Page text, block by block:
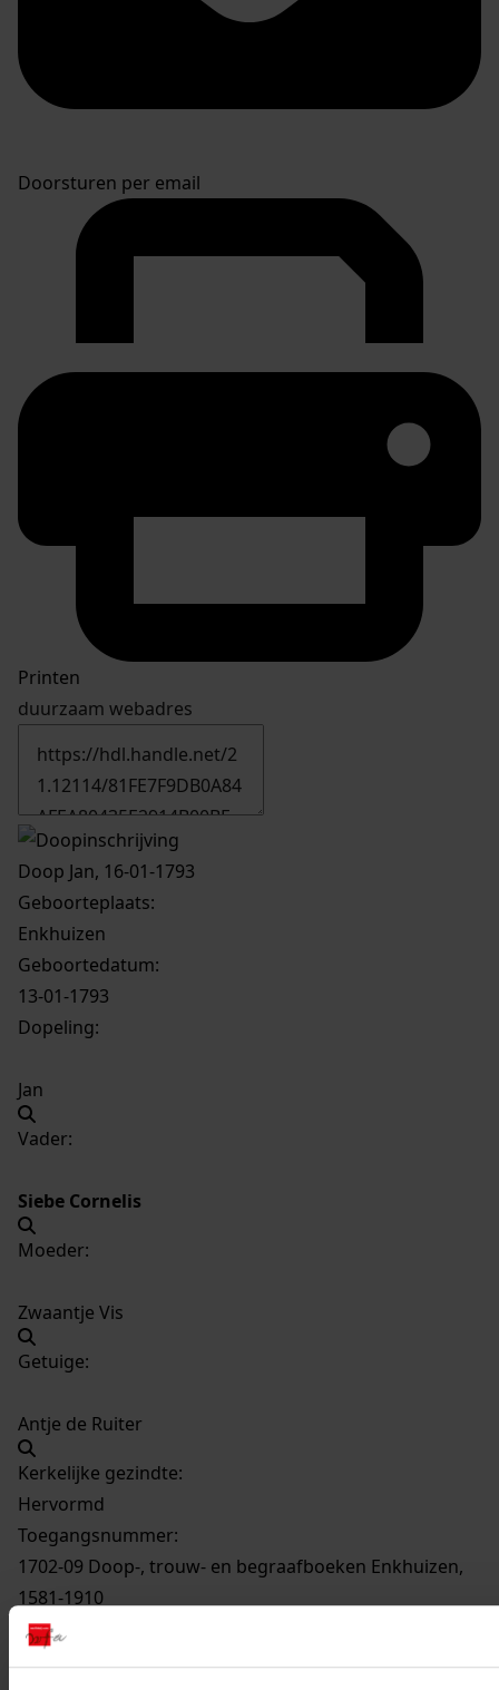
Doorsturen per email
Printen
duurzaam webadres
Doop Jan, 16-01-1793
Geboorteplaats:
Enkhuizen
Geboortedatum:
13-01-1793
Dopeling:
Jan
Vader:
Siebe Cornelis
Moeder:
Zwaantje Vis
Getuige:
Antje de Ruiter
Kerkelijke gezindte:
Hervormd
Toegangsnummer:
1702-09 Doop-, trouw- en begraafboeken Enkhuizen,
1581-1910
Inventarisnummer